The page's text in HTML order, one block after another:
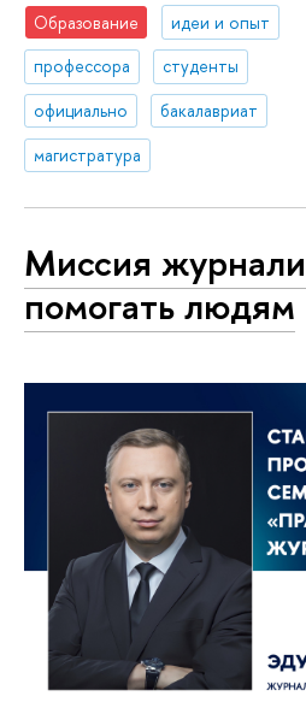
Образование
идеи и опыт
профессора
студенты
официально
бакалавриат
магистратура
Миссия
помогать людям